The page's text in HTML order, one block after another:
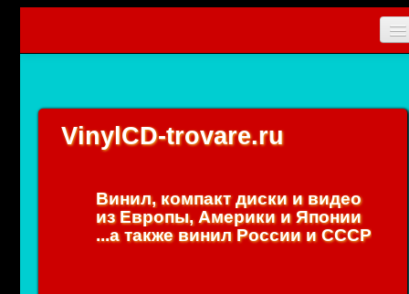
Главная
Коллекционные прибамбасы
Упаковки
VinylCD-trovare.ru
Винил, компакт диски и видео
из Европы, Америки и Японии
...а также винил России и СССР